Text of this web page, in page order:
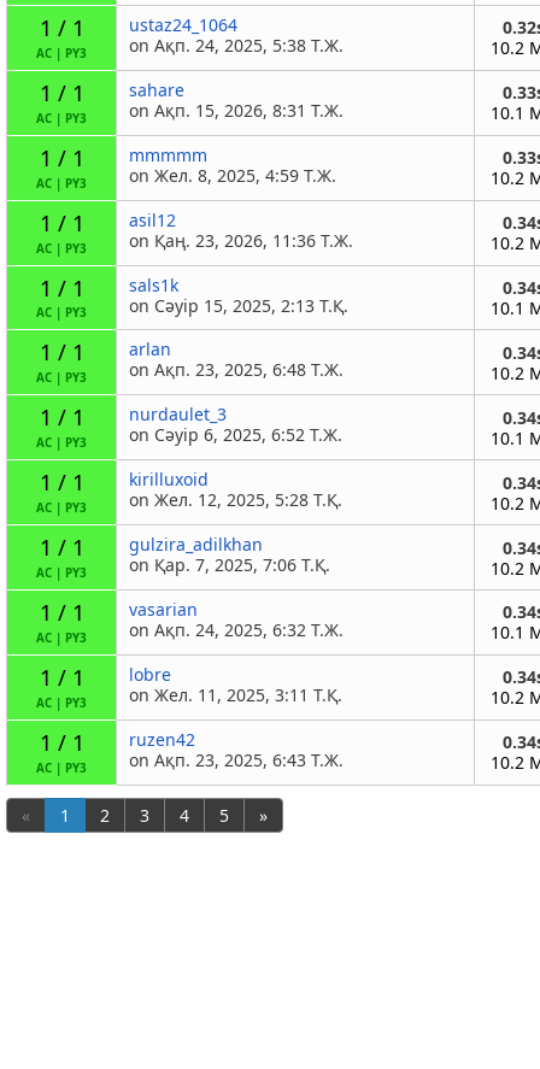
1 / 1
AC | PY3
ustaz24_1064
on Ақп. 24, 2025, 5:38 Т.Ж.
10.2
1 / 1
AC | PY3
sahare
on Ақп. 15, 2026, 8:31 Т.Ж.
10.1
1 / 1
AC | PY3
mmmmm
on Жел. 8, 2025, 4:59 Т.Ж.
10.2
1 / 1
AC | PY3
asil12
on Қаң. 23, 2026, 11:36 Т.Ж.
10.2
1 / 1
AC PY3
sals1k
on Сәуір 15, 2025, 2:13 Т.Қ.
10.1
1 / 1
AC PY3
arlan
on Ақп. 23, 2025, 6:48 Т.Ж.
10.2
1 / 1
AC PY3
nurdaulet_3
on Сәуір 6, 2025, 6:52 Т.Ж.
10.1
1 / 1
AC PY3
kirilluxoid
on Жел. 12, 2025, 5:28 Т.Қ.
10.2
1 / 1
AC | PY3
gulzira_adilkhan
on Қар. 7, 2025, 7:06 Т.Қ.
10.2
1 / 1
AC | PY3
vasarian
on Ақп. 24, 2025, 6:32 Т.Ж.
10.1
1 / 1
AC | PY3
lobre
on Жел. 11, 2025, 3:11 Т.Қ.
10.2
1 / 1
AC | PY3
ruzen42
on Ақп. 23, 2025, 6:43 Т.Ж.
10.2
« 1 2 3 4 5 »